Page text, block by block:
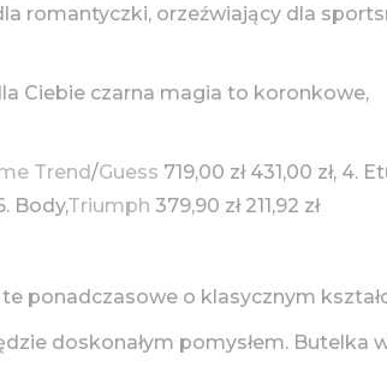
romantyczki, orzeźwiający dla
Ciebie czarna magia to koronkowe,
Trend/Guess 719,00 zł 431,00 zł, 4.
Body,Triumph 379,90 zł 211,92 zł
ponadczasowe o klasycznym
doskonałym pomysłem. Butelka